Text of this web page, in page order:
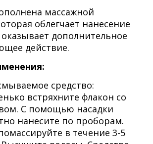
массажной
облегчает нанесение
дополнительное
действие.
средство:
встряхните флакон со
С помощью насадки
нанесите по проборам.
в течение 3-5